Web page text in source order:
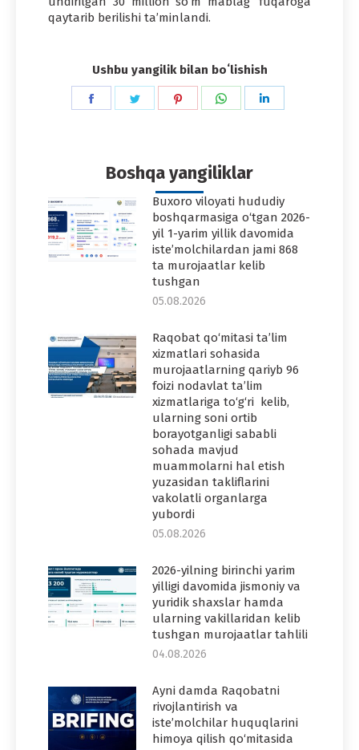
qaytarib berilishi ta’minlandi.
Ushbu yangilik bilan boʻlishish
Share
Share
Share
Share
Boshqa yangiliklar
Buxoro viloyati hududiy
boshqarmasiga o‘tgan 2026-
yil 1-yarim yillik davomida
iste’molchilardan jami 868
ta murojaatlar kelib
tushgan
05.08.2026
Raqobat qo‘mitasi ta’lim
xizmatlari sohasida
murojaatlarning qariyb 96
foizi nodavlat ta’lim
xizmatlariga to‘g‘ri kelib,
ularning soni ortib
borayotganligi sababli
sohada mavjud
muammolarni hal etish
yuzasidan takliflarini
vakolatli organlarga
yubordi
05.08.2026
2026-yilning birinchi yarim
yilligi davomida jismoniy va
yuridik shaxslar hamda
ularning vakillaridan kelib
tushgan murojaatlar tahlili
04.08.2026
Ayni damda Raqobatni
rivojlantirish va
iste’molchilar huquqlarini
himoya qilish qo‘mitasida